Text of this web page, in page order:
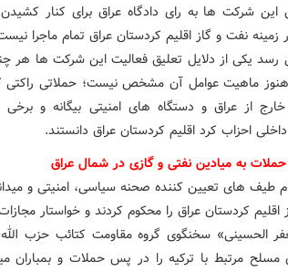
این شرکت ها به رای دادگاه عراق برای کنار
زمینه نفت و گاز اقلیم کردستان عراق تمام ماجرا
رسد یکی از دلایل تعلیق فعالیت این شرکت ها هر
ماهیت عوامل آن مشخص نیست؛ حملاتی راکتی
خارج از عراق و دستگاه های امنیتی بیگانه و
احزاب کرد اقلیم کردستان عراق دانستند.
حملات به میادین نفتی و گازی در شمال عراق
طیف های تعیین کننده صحنه سیاسی، امنیتی و
اقلیم کردستان عراق را محکوم کردند و خواستار
الحسینی» سخنگوی گروه مقاومت کتائب حزب
مسلح مرتبط با ترکیه را در پس حملات و بمباران